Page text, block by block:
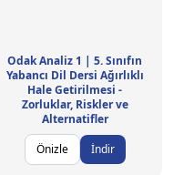
Odak Analiz 1 | 5. Sınıfın
Yabancı Dil Dersi Ağırlıklı
Hale Getirilmesi -
Zorluklar, Riskler ve
Alternatifler
Önizle
İndir